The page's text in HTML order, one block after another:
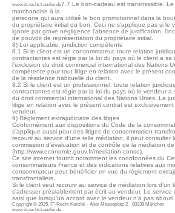
www.it-recht-kanzlei.de7.7 Le bon-cadeau est transmissible.
marchandise à la
personne qui aura utilisé le bon promotionnel dans la
du propriétaire initial du bon. Ceci ne s'applique pas si le
ignore par grave négligence l'absence de justification,
de pouvoir de représentation du propriétaire initial.
8) Loi applicable, juridiction compétente
8.1 Si le client est un consommateur, toute relation
contractantes est régie par la loi du pays où le client a sa
l’exclusion du droit commercial international des Nations
compétente pour tout litige en relation avec le présent
de la résidence habituelle du client.
8.2 Si le client est un professionnel, toute relation
contractantes est régie par la loi du pays où le vendeur a
du droit commercial international des Nations Unies. La
litige en relation avec le présent contrat est
vendeur.
9) Règlement extrajudiciaire des litiges
Conformément aux dispositions du Code de la
s’applique aussi pour des litiges de consommation
recourir au service d’une telle médiation, il peut consulter
commission d’évaluation et de contrôle de la médiation
(http://www.economie.gouv.fr/mediation-conso).
Ce site internet fournit notamment les coordonnées du
consommateurs France et des indications relatives aux
consommateur peut bénéficier en vue du règlement
transfrontaliers.
Si le client veut recourir au service de médiation lors d’un
s’adresser préalablement par écrit au vendeur. Le
saisi que lorsqu’un accord avec le vendeur n’a pas abouti.
Copyright © 2025, IT-Recht-Kanzlei · Alter Messeplatz 2 · 80339 München
www.it-recht-kanzlei.de